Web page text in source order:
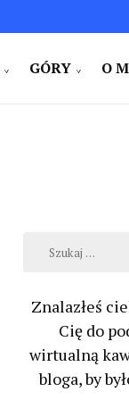
GÓRY O
Szukaj:
Znalazłeś
Cię do
wirtualną
bloga, by